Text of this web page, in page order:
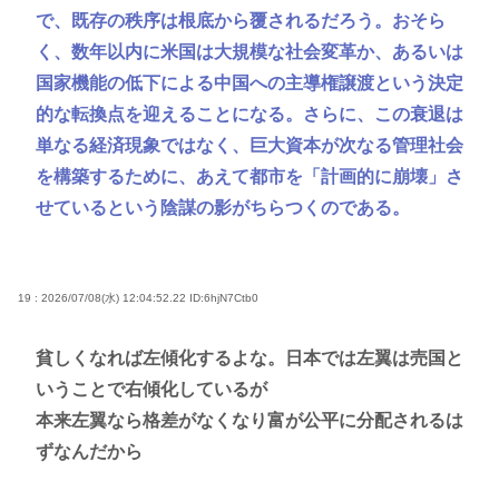
で、既存の秩序は根底から覆されるだろう。おそら
く、数年以内に米国は大規模な社会変革か、あるいは
国家機能の低下による中国への主導権譲渡という決定
的な転換点を迎えることになる。さらに、この衰退は
単なる経済現象ではなく、巨大資本が次なる管理社会
を構築するために、あえて都市を「計画的に崩壊」さ
せているという陰謀の影がちらつくのである。
19 : 2026/07/08(水) 12:04:52.22 ID:6hjN7Ctb0
貧しくなれば左傾化するよな。日本では左翼は売国と
いうことで右傾化しているが
本来左翼なら格差がなくなり富が公平に分配されるは
ずなんだから